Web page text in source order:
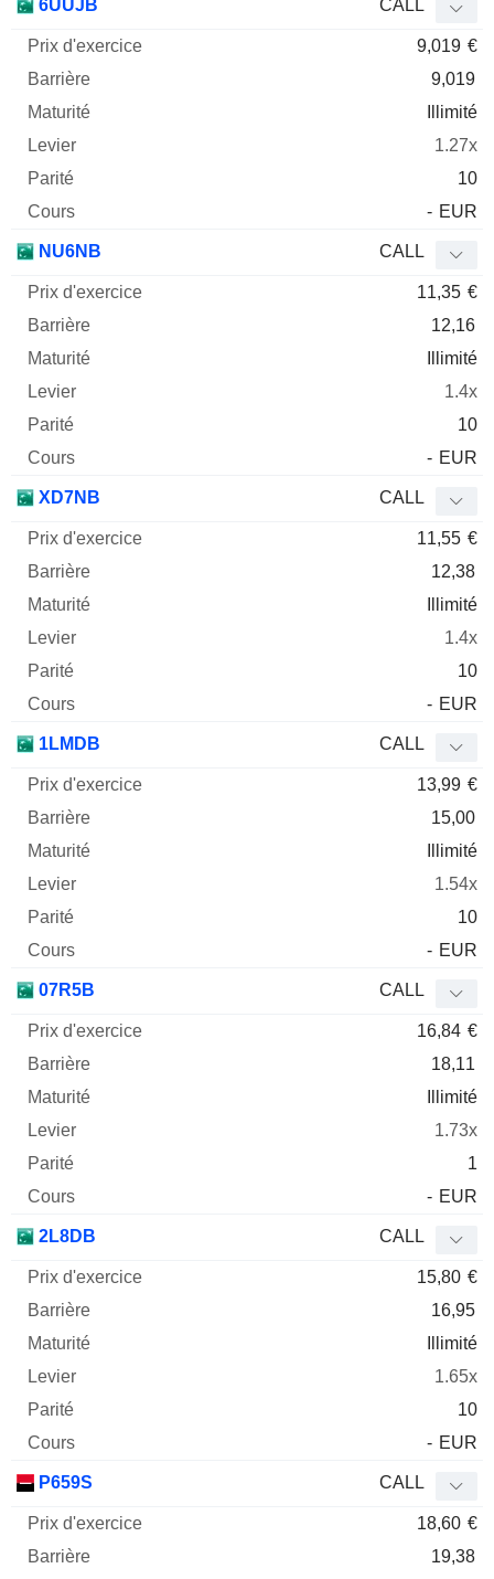
6UUJB CALL
9,019 €
9,019
Illimité
1.27x
10
- EUR
NU6NB CALL
11,35 €
12,16
Illimité
1.4x
10
- EUR
XD7NB CALL
11,55 €
12,38
Illimité
1.4x
10
- EUR
1LMDB CALL
13,99 €
15,00
Illimité
1.54x
10
- EUR
07R5B CALL
16,84 €
18,11
Illimité
1.73x
1
- EUR
2L8DB CALL
15,80 €
16,95
Illimité
1.65x
10
- EUR
P659S CALL
18,60 €
19,38